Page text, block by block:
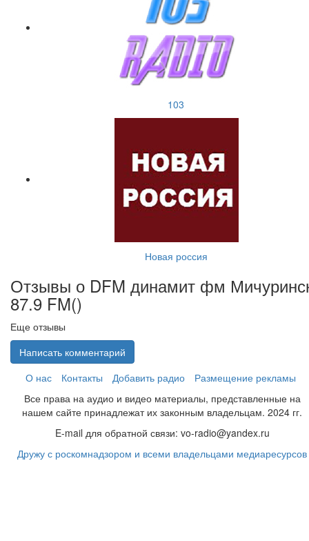
103
Новая россия
Отзывы о DFM динамит фм
87.9 FM()
Еще отзывы
Написать комментарий
О нас
Контакты Добавить радио
Размещение рекламы
Все права на аудио и видео материалы, представленные на
нашем сайте принадлежат их законным владельцам. 2024 гг.
E-mail для обратной связи: vo-radio@yandex.ru
Дружу с роскомнадзором и всеми владельцами медиаресурсов